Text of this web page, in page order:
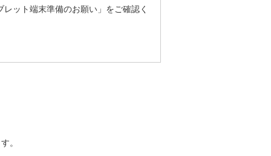
ット端末準備のお願い」をご確認く
。